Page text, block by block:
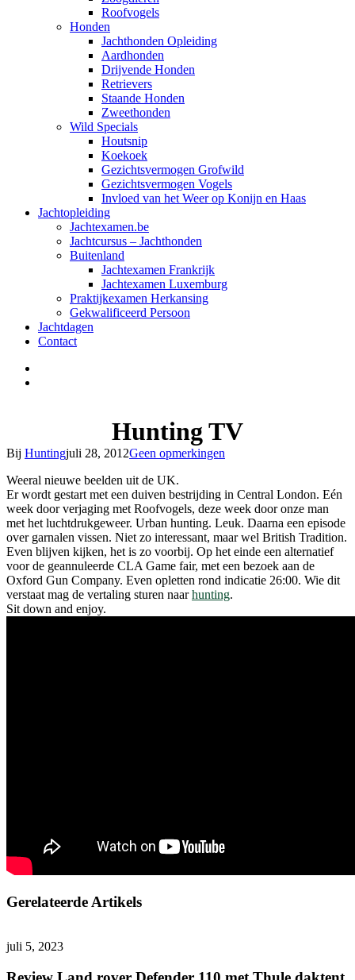
Roofvogels
Honden
Jachthonden Opleiding
Aardhonden
Drijvende Honden
Retrievers
Staande Honden
Zweethonden
Wild Specials
Houtsnip
Koekoek
Gezichtsvermogen Grofwild
Gezichtsvermogen Vogels
Invloed van het Weer op Konijn en Haas
Jachtopleiding
Jachtexamen.be
Jachtcursus – Jachthonden
Buitenland
Jachtexamen Frankrijk
Jachtexamen Luxemburg
Praktijkexamen Herkansing
Gekwalificeerd Persoon
Jachtdagen
Contact
Hunting TV
Bij Huntingjuli 28, 2012Geen opmerkingen
Weeral nieuwe beelden uit de UK.
Er wordt gestart met een duiven bestrijding in Central London. Eén
week door verjaging met Roofvogels, deze week door onze man
met het luchtdrukgeweer. Urban hunting. Leuk. Daarna een episode
over garnalen vissen. Niet zo interessant, maar wel British Tradition.
Even blijven kijken, het is zo voorbij. Op het einde een alternatief
voor de geannuleerde CLA Game fair, met een bezoek aan de
Oxford Gun Company. Even opletten rond indicatie 26:00. Wie dit
verstaat mag de vertaling sturen naarhunting.
Sit down and enjoy.
Gerelateerde Artikels
Defender
juli 5, 2023